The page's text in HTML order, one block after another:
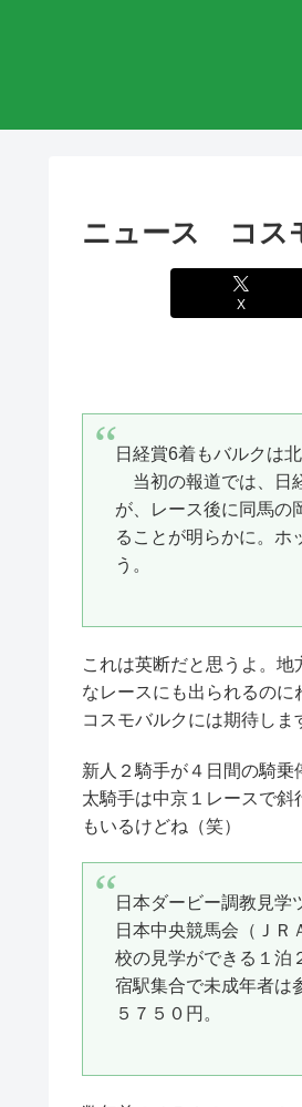
ニュース コス
X
日経賞6着もバルクは
当初の報道では、日
が、レース後に同馬の
ることが明らかに。ホ
う。
これは英断だと思うよ。
なレースにも出られるの
コスモバルクには期待しま
新人２騎手が４日間の騎
太騎手は中京１レースで斜
もいるけどね（笑）
日本ダービー調教見学
日本中央競馬会（ＪＲ
校の見学ができる１泊
宿駅集合で未成年者は
５７５０円。